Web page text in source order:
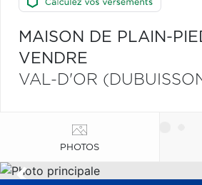
MAISON DE PLAIN-
VENDRE
VAL-D'OR
PHOTOS